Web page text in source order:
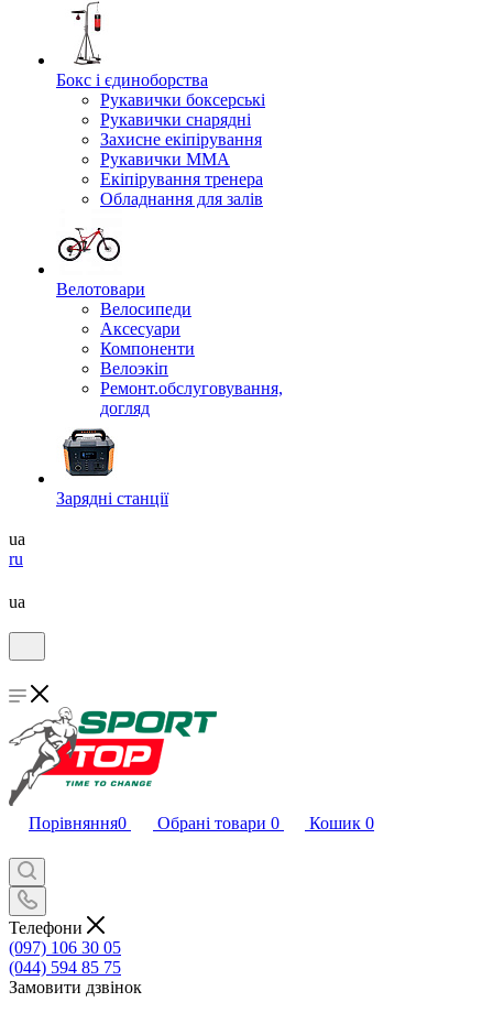
Бокс і єдиноборства
Рукавички боксерські
Рукавички снарядні
Захисне екіпірування
Рукавички ММА
Екіпірування тренера
Обладнання для залів
Велотовари
Велосипеди
Аксесуари
Компоненти
Велоэкіп
Ремонт.обслуговування,
догляд
Зарядні станції
ua
ru
ua
Порівняння0 Обрані товари 0 Кошик 0
Телефони
(097) 106 30 05
(044) 594 85 75
Замовити дзвінок